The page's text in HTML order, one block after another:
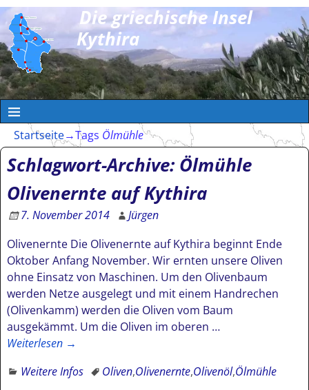
Die griechische Insel
Kythira
Startseite→Tags Ölmühle
Schlagwort-Archive: Ölmühle
Olivenernte auf Kythira
7. November 2014
Jürgen
Olivenernte Die Olivenernte auf Kythira beginnt Ende
Oktober Anfang November. Wir ernten unsere Oliven
ohne Einsatz von Maschinen. Um den Olivenbaum
werden Netze ausgelegt und mit einem Handrechen
(Olivenkamm) werden die Oliven vom Baum
ausgekämmt. Um die Oliven im oberen …
Weiterlesen →
Weitere Infos
Oliven,Olivenernte,Olivenöl,Ölmühle